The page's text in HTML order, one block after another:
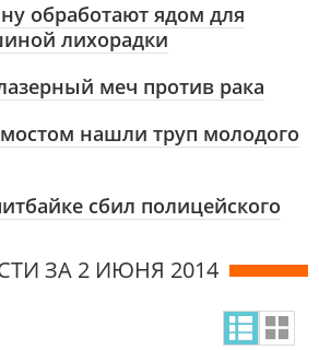
обработают ядом для
лихорадки
меч против рака
нашли труп молодого
сбил полицейского
ЗА 2 ИЮНЯ 2014